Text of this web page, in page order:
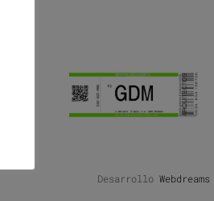
Desarrollo Webdreams